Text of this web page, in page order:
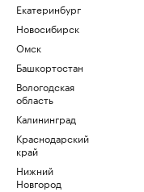
Екатеринбург
Новосибирск
Омск
Башкортостан
Вологодская
область
Калининград
Краснодарский
край
Нижний
Новгород